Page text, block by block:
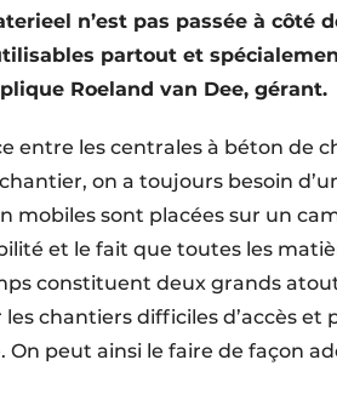
n’est pas passée à côté
partout et
Roeland van Dee, gérant.
entre les centrales à béton de
on a toujours besoin
mobiles sont placées sur un
et le fait que toutes les
constituent deux grands
chantiers difficiles d’accès et
peut ainsi le faire de façon